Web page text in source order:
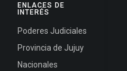
ENLACES DE
INTERÉS
Poderes Judiciales
Provincia de Jujuy
Nacionales